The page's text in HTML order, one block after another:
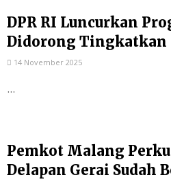
DPR RI Luncurkan
Didorong Tingkatkan
14 November 2025
...
Pemkot Malang
Delapan Gerai Sudah